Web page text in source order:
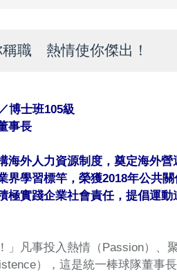
職 熱情使你傑出！
博士班105級
事長
海外人力資源制度，奠定海外
界學習標竿，榮獲2018年公共
極實踐企業社會責任，提倡運
」凡事投入熱情（Passion）、
），這是統一棒球隊董事